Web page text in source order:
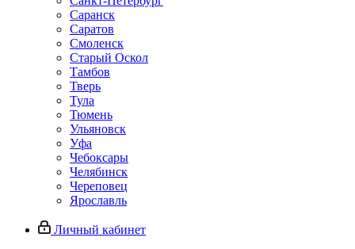
Саранск
Саратов
Смоленск
Старый Оскол
Тамбов
Тверь
Тула
Тюмень
Ульяновск
Уфа
Чебоксары
Челябинск
Череповец
Ярославль
Личный кабинет